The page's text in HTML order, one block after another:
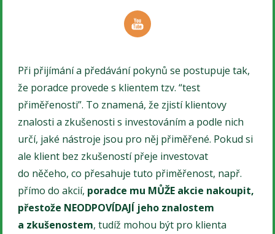
Při přijímání a předávání pokynů se postupuje tak,
že poradce provede s klientem tzv. “test
přiměřenosti”. To znamená, že zjistí klientovy
znalosti a zkušenosti s investováním a podle nich
určí, jaké nástroje jsou pro něj přiměřené. Pokud si
ale klient bez zkušeností přeje investovat
do něčeho, co přesahuje tuto přiměřenost, např.
přímo do akcií, poradce mu MŮŽE akcie nakoupit,
přestože NEODPOVÍDAJÍ jeho znalostem
a zkušenostem, tudíž mohou být pro klienta